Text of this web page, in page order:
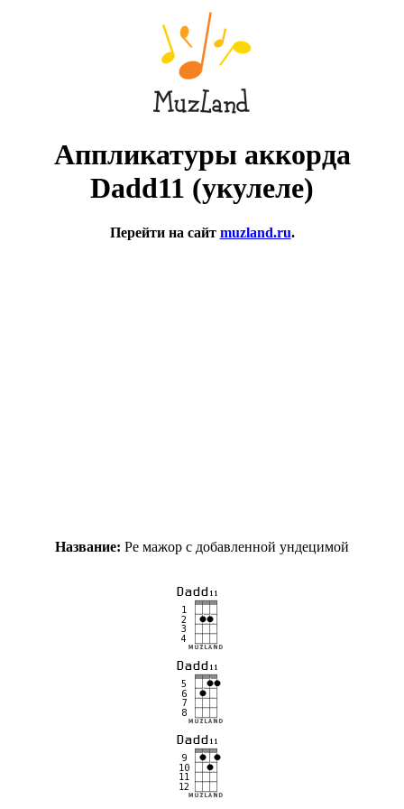
Аппликатуры аккорда
Dadd11 (укулеле)
Перейти на сайт muzland.ru.
Название: Ре мажор с добавленной ундецимой